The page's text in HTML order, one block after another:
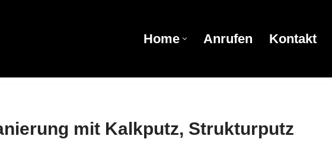
Home Anrufen Kontakt
mit Kalkputz, Strukturputz